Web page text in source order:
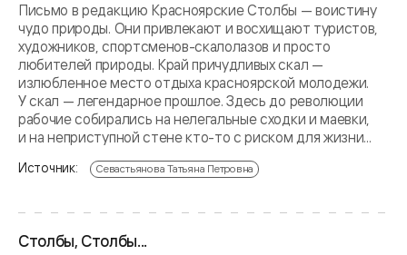
Письмо в редакцию Красноярские Столбы — воистину
чудо природы. Они привлекают и восхищают туристов,
художников, спортсменов-скалолазов и просто
любителей природы. Край причудливых скал —
излюбленное место отдыха красноярской молодежи.
У скал — легендарное прошлое. Здесь до революции
рабочие собирались на нелегальные сходки и маевки,
и на неприступной стене кто-то с риском для жизни...
Источник: Севастьянова Татьяна Петровна
Столбы, Столбы...